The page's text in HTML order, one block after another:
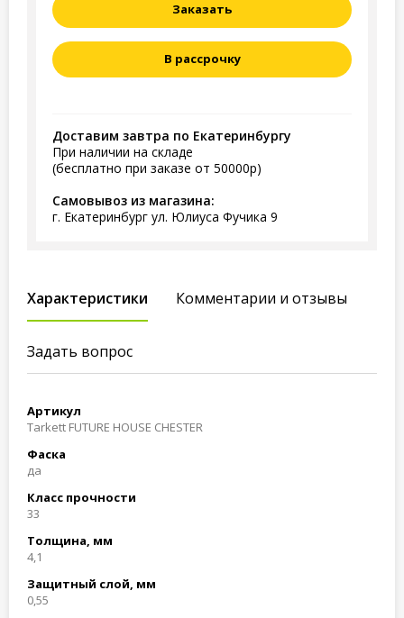
Заказать
В рассрочку
Доставим завтра по Екатеринбургу
При наличии на складе
(бесплатно при заказе от 50000р)
Самовывоз из магазина:
г. Екатеринбург ул. Юлиуса Фучика 9
Характеристики Комментарии и отзывы
Задать вопрос
Артикул
Tarkett FUTURE HOUSE CHESTER
Фаска
да
Класс прочности
33
Толщина, мм
4,1
Защитный слой, мм
0,55